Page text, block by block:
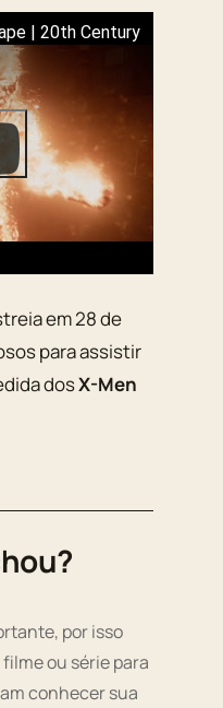
| 20th Century
em 28 de
para assistir
dosX-Men
por isso
ou série para
conhecer sua